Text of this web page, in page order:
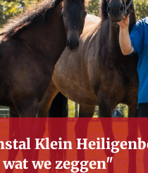
Klein
we zeggen"